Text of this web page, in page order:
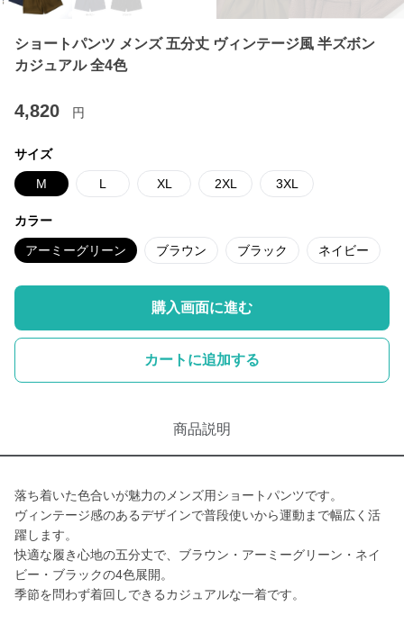
ショートパンツ メンズ 五分丈 ヴィンテージ風 半ズボン
カジュアル 全4色
4,820 円
サイズ
M L XL 2XL 3XL
カラー
アーミーグリーン ブラウン ブラック ネイビー
購入画面に進む
カートに追加する
商品説明
落ち着いた色合いが魅力のメンズ用ショートパンツです。
ヴィンテージ感のあるデザインで普段使いから運動まで幅広く活
躍します。
快適な履き心地の五分丈で、ブラウン・アーミーグリーン・ネイ
ビー・ブラックの4色展開。
季節を問わず着回しできるカジュアルな一着です。